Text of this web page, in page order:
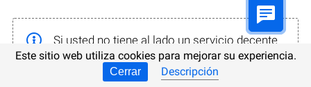
Si usted no tiene al lado un servicio decente
de reparación de ordenadores, envíe el
portador al Laboratorio de recuperación de
Este sitio web utiliza cookies para mejorar su experiencia.
Cerrar Descripción